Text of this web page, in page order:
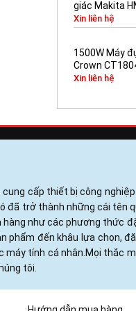
giác Makita
Xin liên hệ
1500W Máy
Crown
Xin liên hệ
cấp thiết bị công
đã trở thành những cái tên
hàng như các phương thức
đến khâu lựa chọn,
tính cá nhân.Mọi thắc
tôi.